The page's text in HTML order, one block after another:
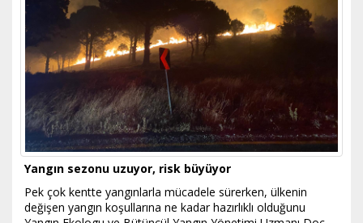
Yangın sezonu uzuyor, risk büyüyor
Pek çok kentte yangınlarla mücadele sürerken, ülkenin
değişen yangın koşullarına ne kadar hazırlıklı olduğunu